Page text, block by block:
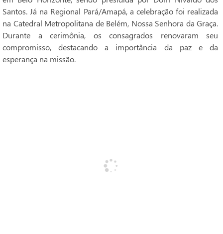
Santos. Já na Regional Pará/Amapá, a celebração foi realizada
na Catedral Metropolitana de Belém, Nossa Senhora da Graça.
Durante a cerimônia, os consagrados renovaram seu
compromisso, destacando a importância da paz e da
esperança na missão.